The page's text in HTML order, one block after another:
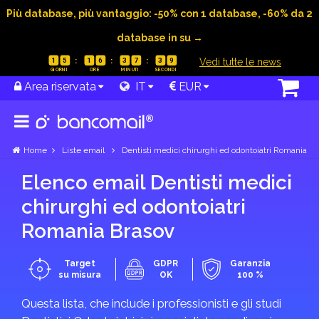
Più database, più vantaggio: -50% con 1 database, -60% da 2
database in su →
1 5 1 6 3 7 3 9 Vedi tutte le news
Area riservata IT EUR
Home Liste email Dentisti medici chirurghi ed odontoiatri Romania
Elenco email Dentisti medici
chirurghi ed odontoiatri
Romania Brasov
Target
su misura
GDPR
OK
Garanzia
100 %
Questa lista, che include i professionisti e gli studi